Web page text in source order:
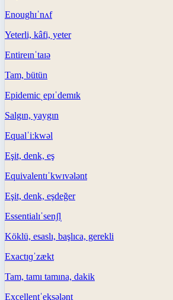
Enoughɪˈnʌf
Yeterli, kâfi, yeter
Entireɪnˈtaɪə
Tam, bütün
Epidemic ˌepɪˈdemɪk
Salgın, yaygın
Equalˈiːkwəl
Eşit, denk, eş
Equivalentɪˈkwɪvələnt
Eşit, denk, eşdeğer
Essentialɪˈsenʃl̩
Köklü, esaslı, başlıca, gerekli
Exactɪɡˈzækt
Tam, tamı tamına, dakik
Excellentˈeksələnt